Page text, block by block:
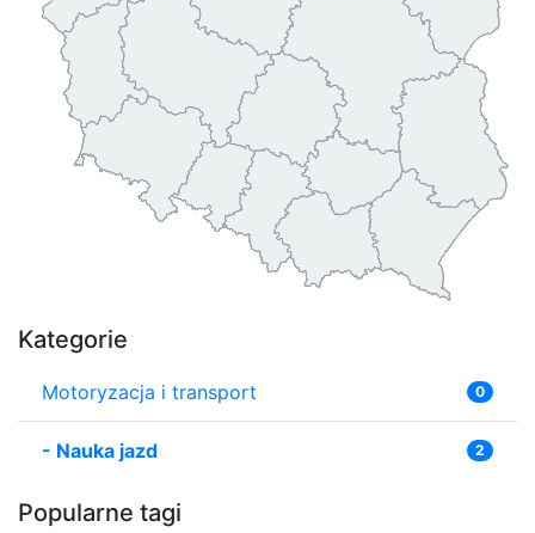
Kategorie
Motoryzacja i transport 0
- Nauka jazd 2
Popularne tagi